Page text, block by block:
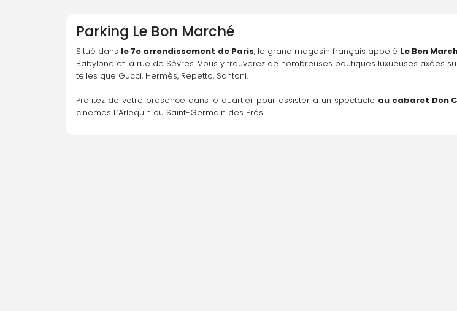
Parking Le Bon Marché
Situé dans le 7e arrondissement de Paris, le grand magasin français appelé Le Bon
Babylone et la rue de Sèvres. Vous y trouverez de nombreuses boutiques luxueuses axées
telles que Gucci, Hermès, Repetto, Santoni.
Profitez de votre présence dans le quartier pour assister à un spectacle au cabaret Don
cinémas L’Arlequin ou Saint-Germain des Prés.